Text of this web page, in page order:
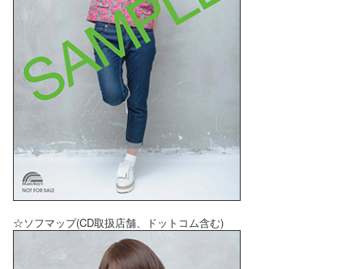
☆ソフマップ(CD取扱店舗、ドットコム含む)